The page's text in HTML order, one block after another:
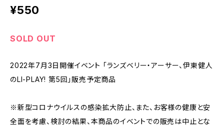
¥550
SOLD OUT
2022年7月3日開催イベント 「ランズベリー・アーサー、伊東健人
のLI-PLAY! 第5回」販売予定商品
※新型コロナウイルスの感染拡大防止、また、お客様の健康と安
全面を考慮、検討の結果、本商品のイベントでの販売は中止とな